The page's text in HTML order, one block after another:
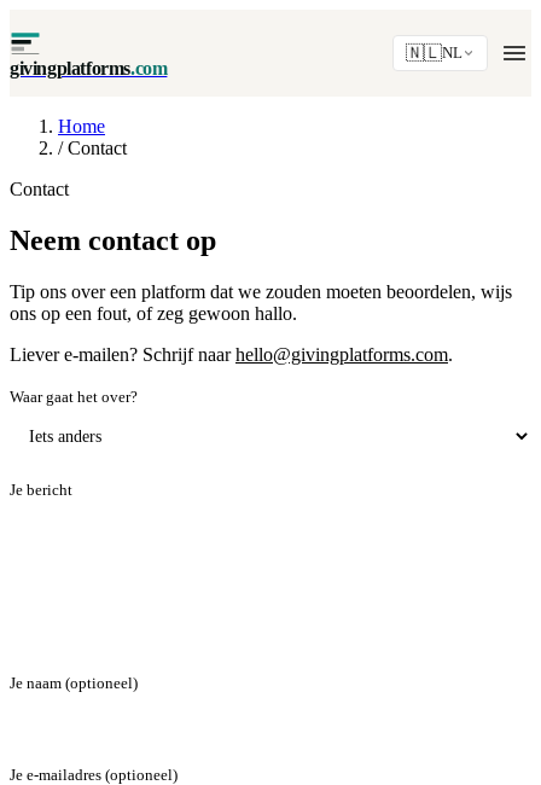
givingplatforms.com
🇳🇱NL
Home
/ Contact
Contact
Neem contact op
Tip ons over een platform dat we zouden moeten beoordelen, wijs
ons op een fout, of zeg gewoon hallo.
Liever e-mailen? Schrijf naarhello@givingplatforms.com.
Waar gaat het over?
Je bericht
Je naam (optioneel)
Je e-mailadres (optioneel)